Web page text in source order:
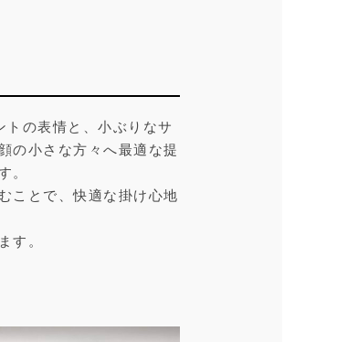
の表情と、小ぶりなサ
の小さな方々へ最適な提
。
ことで、快適な掛け心地
す。